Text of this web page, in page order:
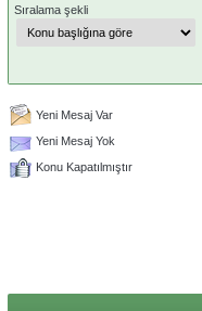
Sıralama şekli
Yeni Mesaj Var
Yeni Mesaj Yok
Konu Kapatılmıştır